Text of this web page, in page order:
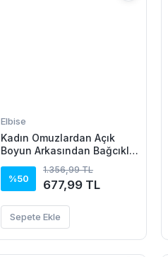
Elbise
Kadın Omuzlardan Açık
Boyun Arkasından Bağcıklı
Elbise
%50
1.356,99 TL
677,99 TL
Sepete Ekle